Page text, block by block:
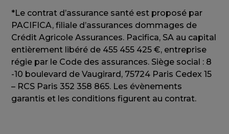
*Le contrat d’assurance santé est proposé par
PACIFICA, filiale d’assurances dommages de
Crédit Agricole Assurances. Pacifica, SA au capital
entièrement libéré de 455 455 425 €, entreprise
régie par le Code des assurances. Siège social : 8
-10 boulevard de Vaugirard, 75724 Paris Cedex 15
– RCS Paris 352 358 865. Les évènements
garantis et les conditions figurent au contrat.